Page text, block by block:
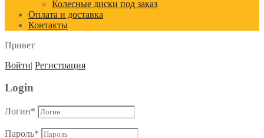
Колесные диски под заказ
Оплата и доставка
Контакты
Привет
Войти| Регистрация
Login
Логин*
Пароль*